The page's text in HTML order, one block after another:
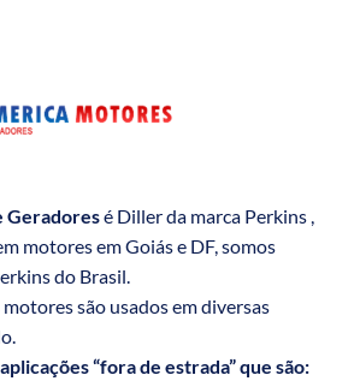
Geradoresé Diller da marca Perkins ,
motores em Goiás e DF, somos
do Brasil.
são usados em diversas
“fora de estrada” que são: